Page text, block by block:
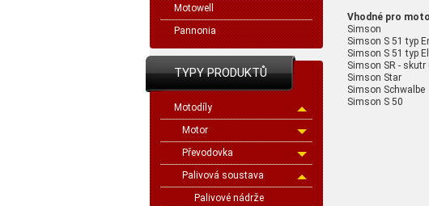
Motowell
Pannonia
TYPY PRODUKTŮ
Motodíly
Motor
Převodovka
Palivová soustava
Palivové nádrže
Vhodné pro
Simson
Simson S 51 typ
Simson S 51 typ
Simson SR - skutr
Simson Star
Simson Schwalbe
Simson S 50